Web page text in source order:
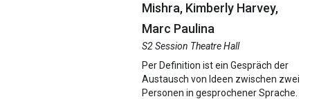
Mishra, Kimberly Harvey,
Marc Paulina
S2 Session Theatre Hall
Per Definition ist ein Gespräch der
Austausch von Ideen zwischen zwei
Personen in gesprochener Sprache.